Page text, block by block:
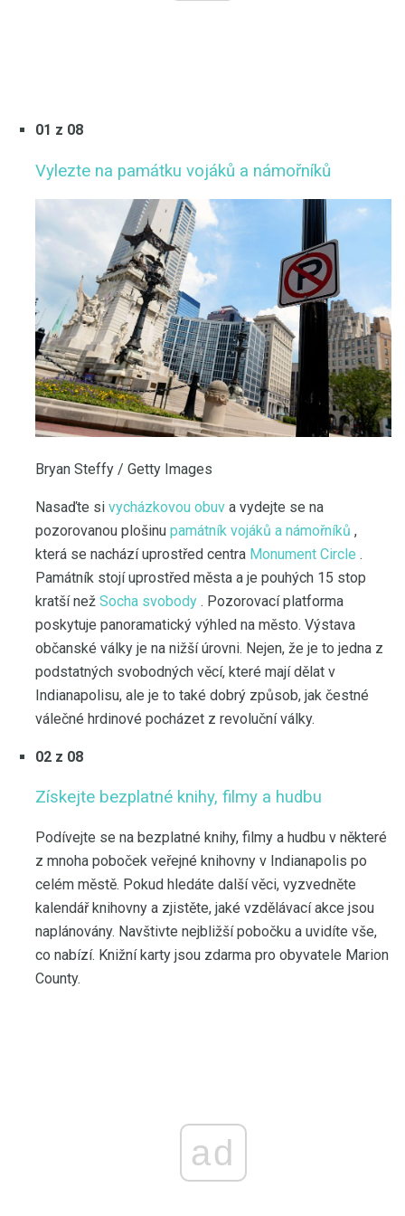
01 z 08
Vylezte na památku vojáků a námořníků
Bryan Steffy / Getty Images
Nasaďte si vycházkovou obuv a vydejte se na
pozorovanou plošinu památník vojáků a námořníků ,
která se nachází uprostřed centra Monument Circle .
Památník stojí uprostřed města a je pouhých 15 stop
kratší než Socha svobody . Pozorovací platforma
poskytuje panoramatický výhled na město. Výstava
občanské války je na nižší úrovni. Nejen, že je to jedna z
podstatných svobodných věcí, které mají dělat v
Indianapolisu, ale je to také dobrý způsob, jak čestné
válečné hrdinové pocházet z revoluční války.
02 z 08
Získejte bezplatné knihy, filmy a hudbu
Podívejte se na bezplatné knihy, filmy a hudbu v některé
z mnoha poboček veřejné knihovny v Indianapolis po
celém městě. Pokud hledáte další věci, vyzvedněte
kalendář knihovny a zjistěte, jaké vzdělávací akce jsou
naplánovány. Navštivte nejbližší pobočku a uvidíte vše,
co nabízí. Knižní karty jsou zdarma pro obyvatele Marion
County.
ad